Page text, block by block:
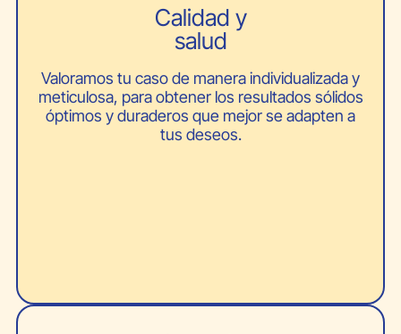
Calidad y
salud
Valoramos tu caso de manera individualizada y
meticulosa, para obtener los resultados sólidos
óptimos y duraderos que mejor se adapten a
tus deseos.